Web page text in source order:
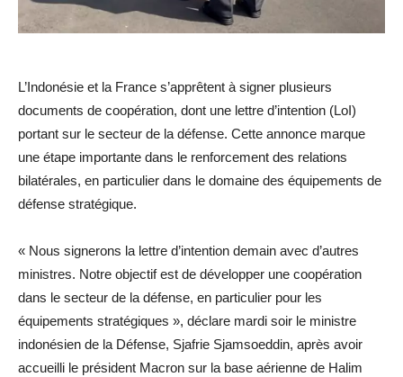
L’Indonésie et la France s’apprêtent à signer plusieurs
documents de coopération, dont une lettre d’intention (LoI)
portant sur le secteur de la défense. Cette annonce marque
une étape importante dans le renforcement des relations
bilatérales, en particulier dans le domaine des équipements de
défense stratégique.
« Nous signerons la lettre d’intention demain avec d’autres
ministres. Notre objectif est de développer une coopération
dans le secteur de la défense, en particulier pour les
équipements stratégiques », déclare mardi soir le ministre
indonésien de la Défense, Sjafrie Sjamsoeddin, après avoir
accueilli le président Macron sur la base aérienne de Halim